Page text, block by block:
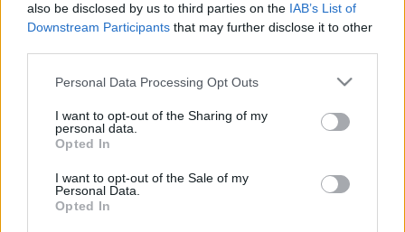
also be disclosed by us to third parties on the IAB’s List of
Downstream Participants that may further disclose it to other
Please note that this website/app uses one or more Google
not limited to your visit or usage behaviour. You may click to
grant or deny consent to Google and its third-party tags to
use your data for below specified purposes in below Google
consent section.
Personal Data Processing Opt Outs
I want to opt-out of the Sharing of my
personal data.
Opted In
I want to opt-out of the Sale of my
Personal Data.
Opted In